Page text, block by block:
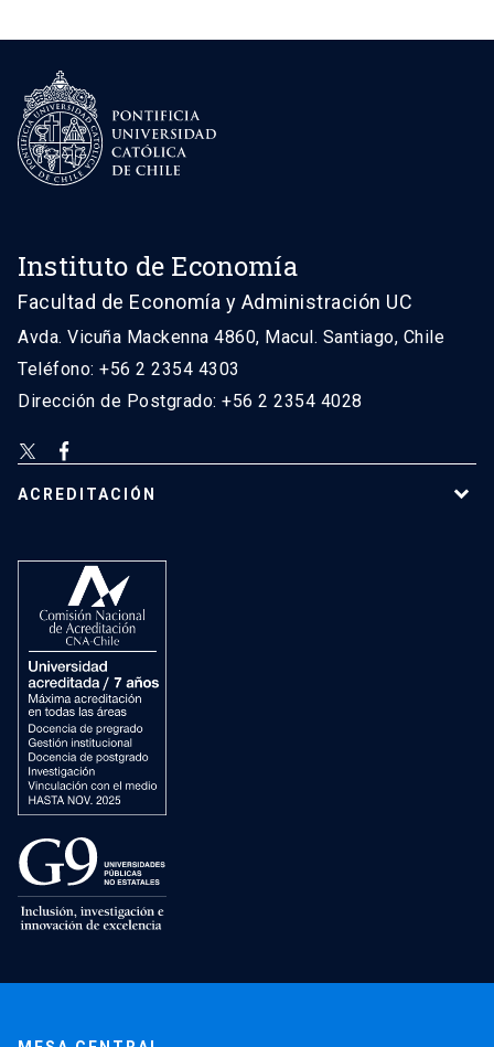
Instituto de Economía
Facultad de Economía y Administración UC
Avda. Vicuña Mackenna 4860, Macul. Santiago, Chile
Teléfono: +56 2 2354 4303
Dirección de Postgrado: +56 2 2354 4028
ACREDITACIÓN